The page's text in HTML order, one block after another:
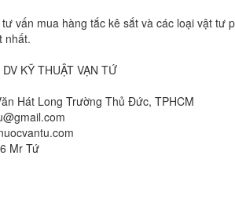
vấn mua hàng tắc kê sắt và các loại vật
nhất.
KỸ THUẬT VẠN TỨ
Hát Long Trường Thủ Đức, TPHCM
Mr Tứ